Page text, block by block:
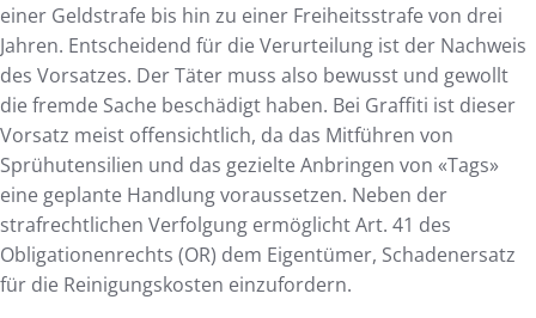
einer Geldstrafe bis hin zu einer Freiheitsstrafe von drei
Jahren. Entscheidend für die Verurteilung ist der Nachweis
des Vorsatzes. Der Täter muss also bewusst und gewollt
die fremde Sache beschädigt haben. Bei Graffiti ist dieser
Vorsatz meist offensichtlich, da das Mitführen von
Sprühutensilien und das gezielte Anbringen von «Tags»
eine geplante Handlung voraussetzen. Neben der
strafrechtlichen Verfolgung ermöglicht Art. 41 des
Obligationenrechts (OR) dem Eigentümer, Schadenersatz
für die Reinigungskosten einzufordern.